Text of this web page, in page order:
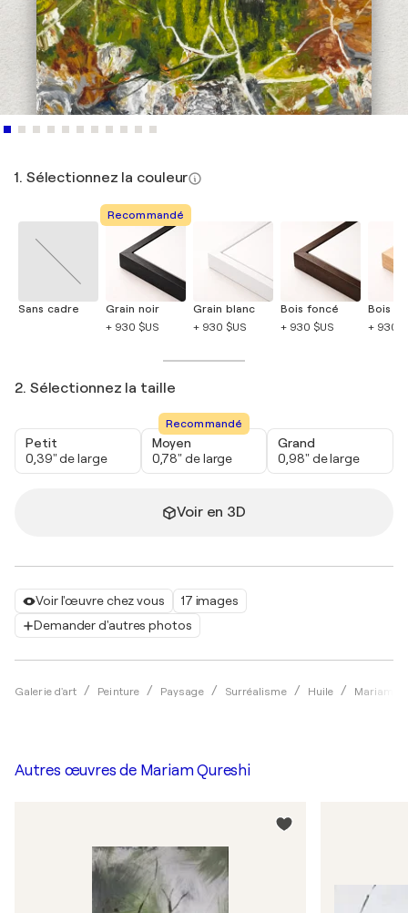
Voir l'œuvre chez vous
17 images
Demander d'autres photos
Galerie d'art Peinture Paysage Surréalisme Huile Mariam
1. Sélectionnez la couleur
Sans cadre
Recommandé
Grain noir
+ 930 $US
Grain blanc
+ 930 $US
Bois foncé
+ 930 $US
Bois
+ 930
2. Sélectionnez la taille
Petit
0,39" de large
Recommandé
Moyen
0,78" de large
Grand
0,98" de large
Voir en 3D
Autres œuvres de Mariam Qureshi